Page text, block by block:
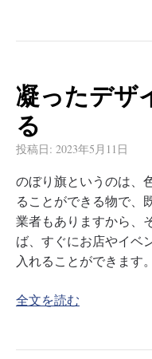
凝ったデザ
る
投稿日: 2023年5月11日
のぼり旗というのは、
ることができる物で、
業者もありますから、
ば、すぐにお店やイベ
入れることができます
全文を読む